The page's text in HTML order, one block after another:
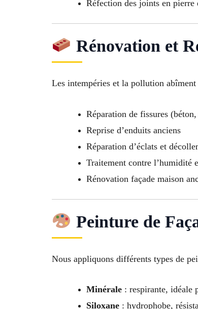
Réfection des joints en pierre
Rénovation et
Les intempéries et la pollution
Réparation de fissures
Reprise d’enduits anciens
Réparation d’éclats et
Traitement contre l’humidité
Rénovation façade maison
Peinture de
Nous appliquons différents types de
Minérale : respirante, idéale
Siloxane : hydrophobe,